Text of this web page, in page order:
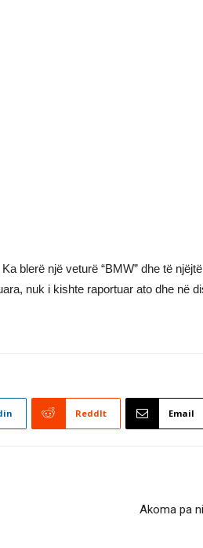
blerë një veturë “BMW” dhe të
nuk i kishte raportuar ato dhe në
ReddIt Email
Akoma pa